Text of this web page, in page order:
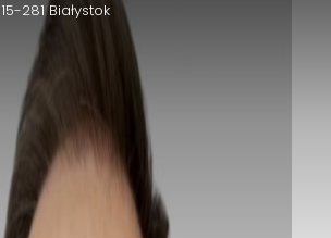
15-281 Białystok